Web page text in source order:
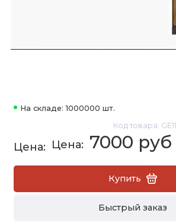
На складе: 1000000 шт.
Код товара:
7000 руб
Купить
Быстрый заказ